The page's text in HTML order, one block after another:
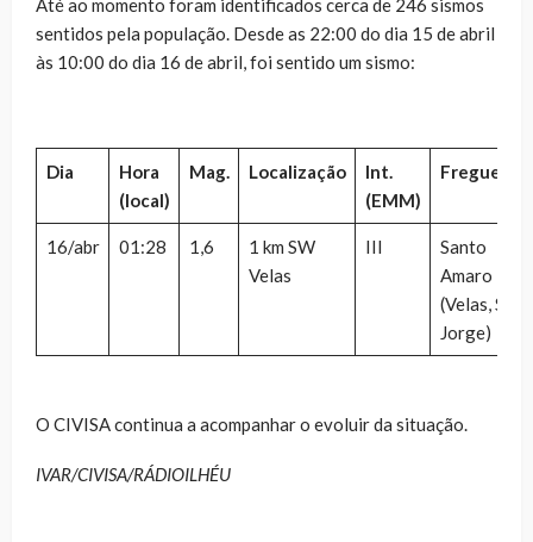
Até ao momento foram identificados cerca de 246 sismos
sentidos pela população. Desde as 22:00 do dia 15 de abril
às 10:00 do dia 16 de abril, foi sentido um sismo:
Dia
Hora
(local)
Mag. Localização
Int.
(EMM)
Freguesia
16/abr 01:28 1,6
1 km SW
Velas
III
Santo
Amaro
(Velas, S.
Jorge)
O CIVISA continua a acompanhar o evoluir da situação.
IVAR/CIVISA/RÁDIOILHÉU